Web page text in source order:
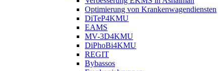
Optimierung von Krankenwagendiensten
DiTeP4KMU
EAMS
MV-3D4KMU
DiPhoBi4KMU
REGIT
Bybassos